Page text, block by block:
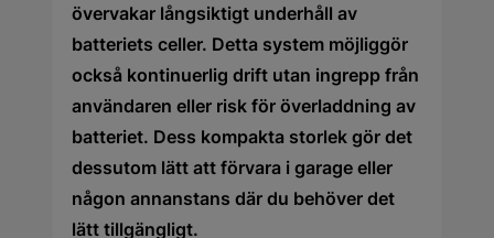
övervakar långsiktigt underhåll av
batteriets celler. Detta system möjliggör
också kontinuerlig drift utan ingrepp från
användaren eller risk för överladdning av
batteriet. Dess kompakta storlek gör det
dessutom lätt att förvara i garage eller
någon annanstans där du behöver det
lätt tillgängligt.